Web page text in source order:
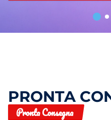
PRONTA
Pronta Consegna